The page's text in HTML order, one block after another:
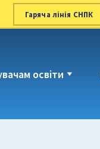
Гаряча лінія СНПК
освіти